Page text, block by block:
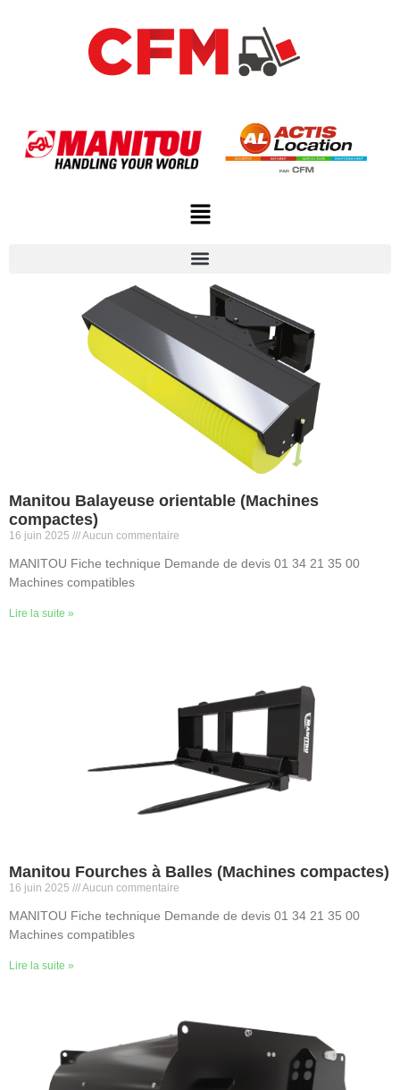
Manitou Balayeuse orientable (Machines
compactes)
16 juin 2025 Aucun commentaire
MANITOU Fiche technique Demande de devis 01 34 21 35 00
Machines compatibles
Lire la suite »
Manitou Fourches à Balles (Machines compactes)
16 juin 2025 Aucun commentaire
MANITOU Fiche technique Demande de devis 01 34 21 35 00
Machines compatibles
Lire la suite »